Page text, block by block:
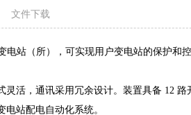
文件下载
电站（所），可实现用户变电站的保护和
灵活，通讯采用冗余设计。装置具备 12 路
站配电自动化系统。